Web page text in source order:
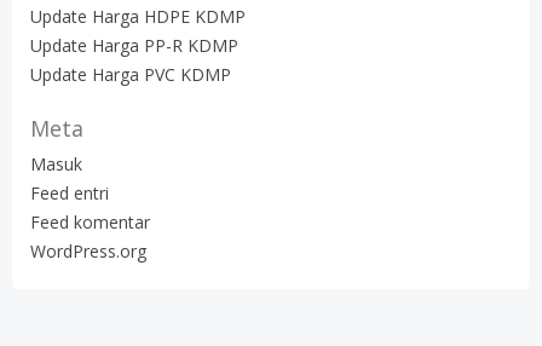
Update Harga HDPE KDMP
Update Harga PP-R KDMP
Update Harga PVC KDMP
Meta
Masuk
Feed entri
Feed komentar
WordPress.org